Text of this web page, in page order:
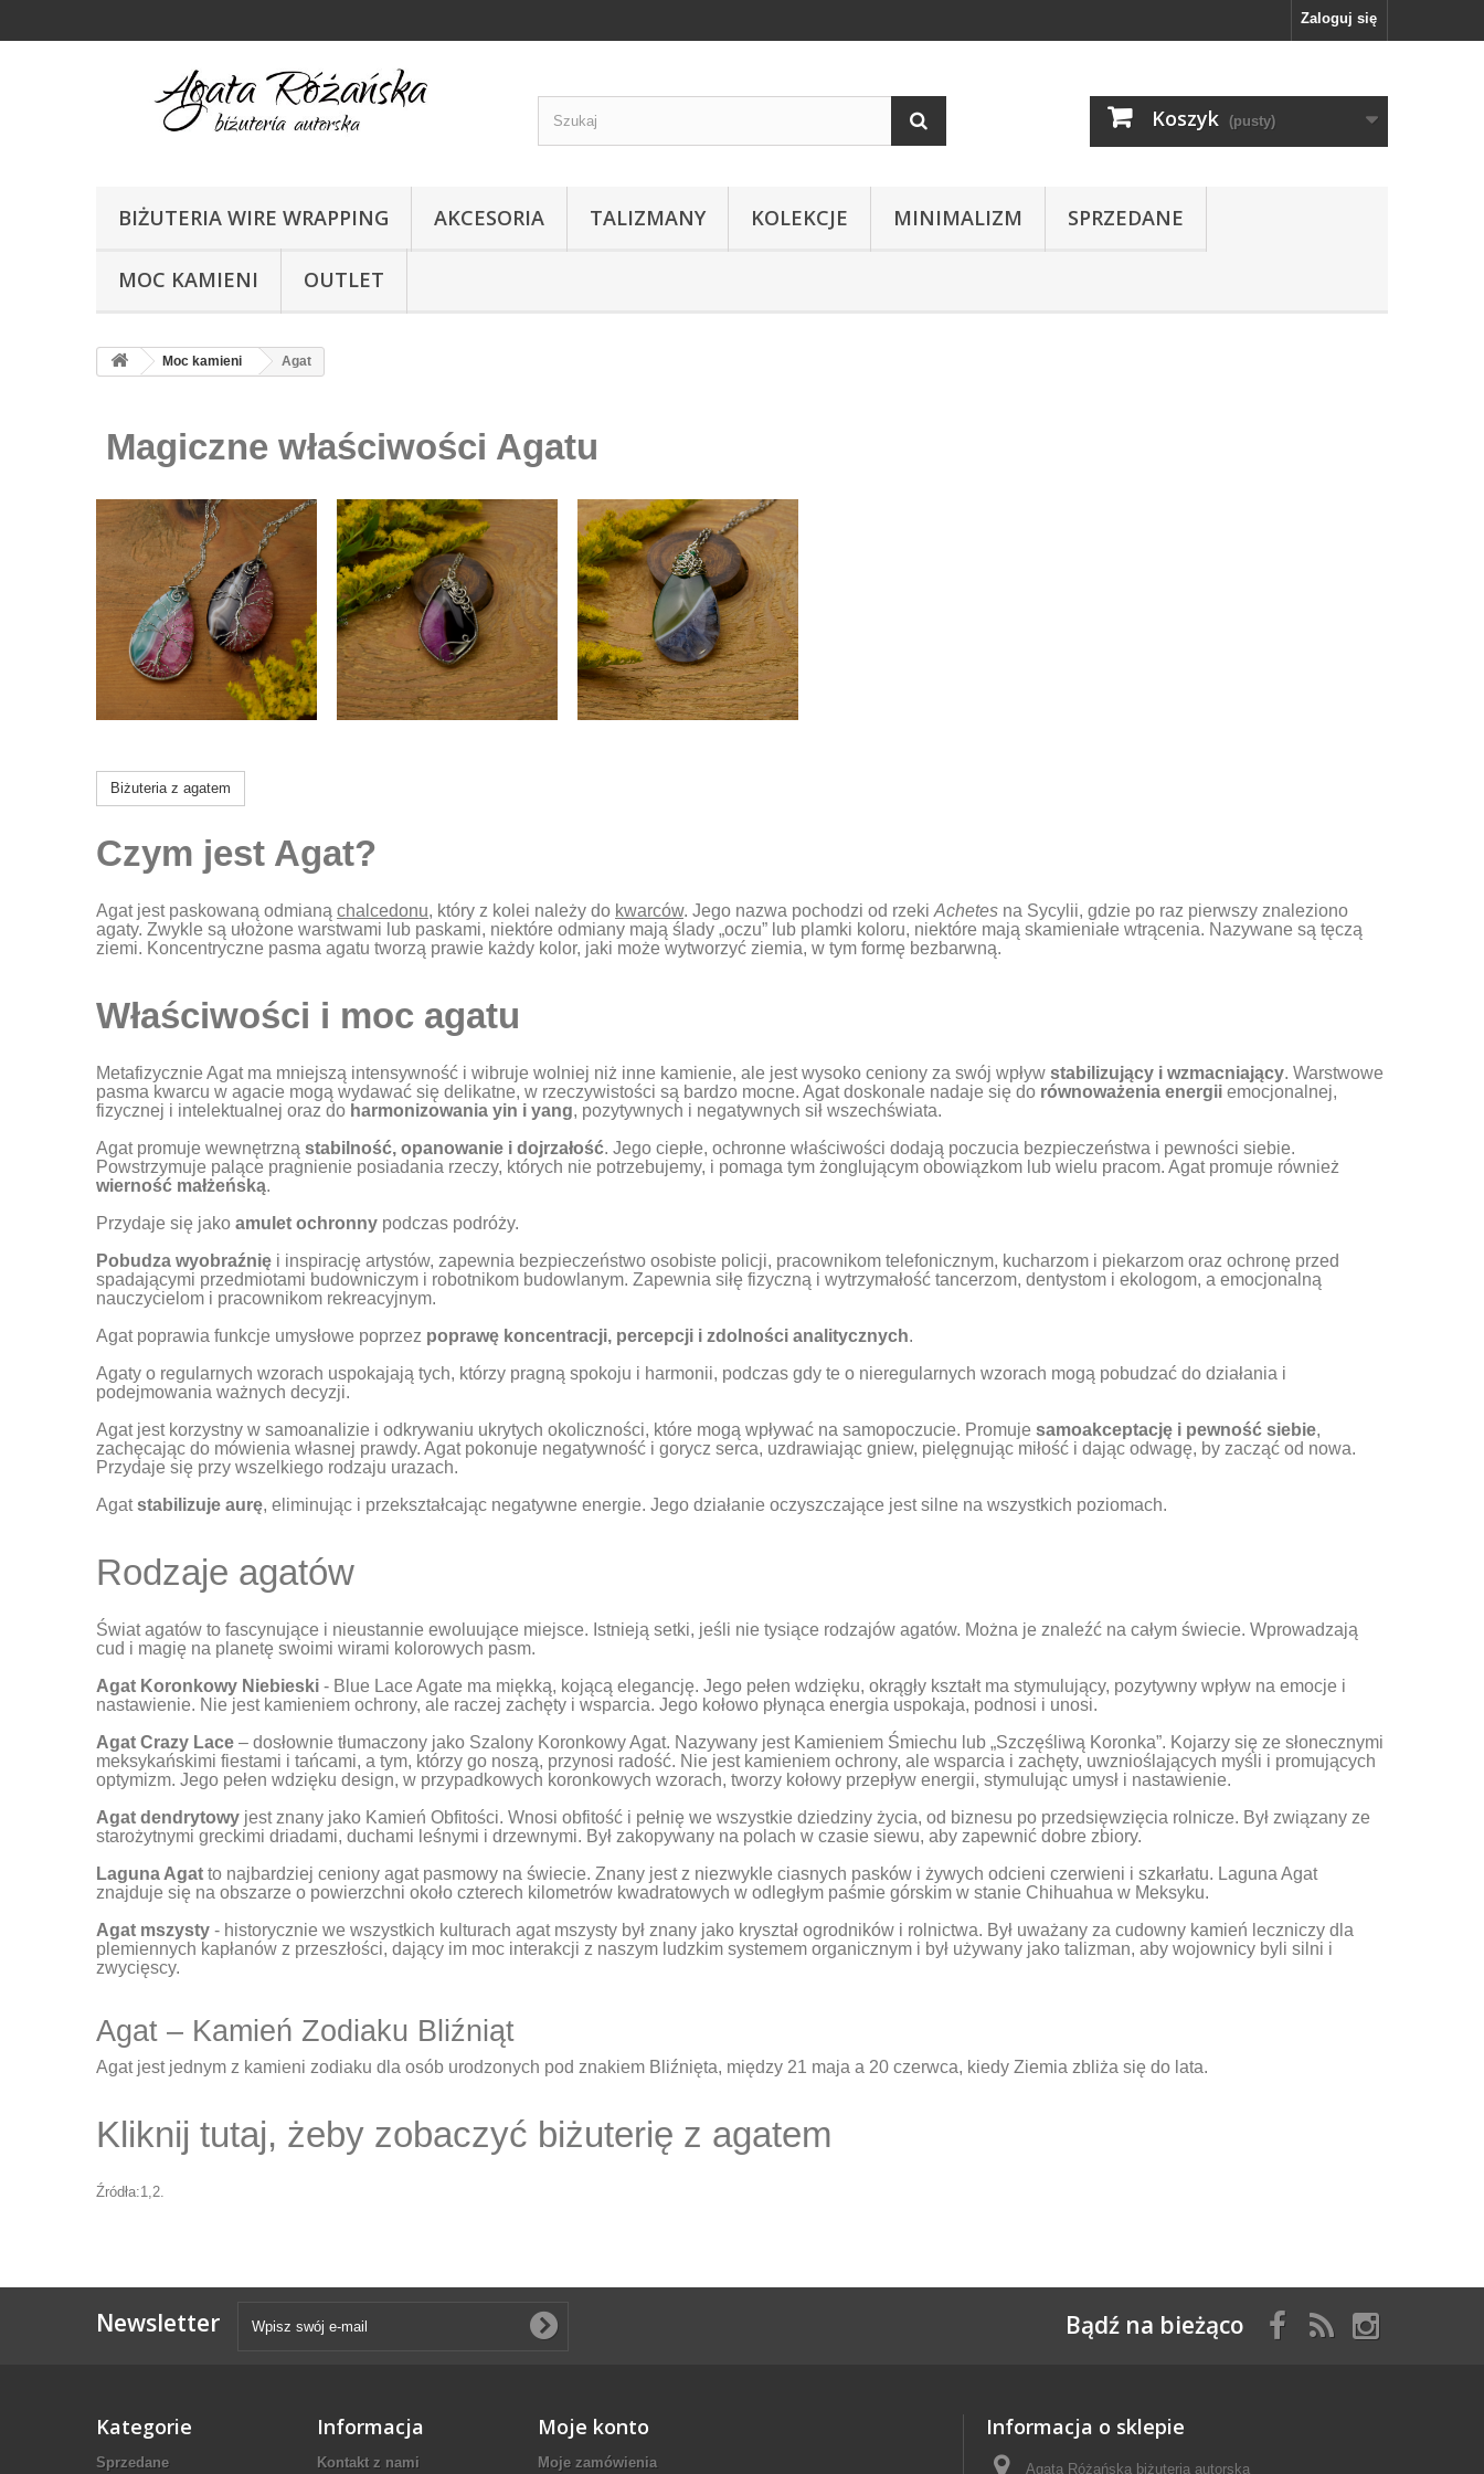
Zaloguj się
Koszyk (pusty)
BIŻUTERIA WIRE WRAPPING AKCESORIA TALIZMANY KOLEKCJE MINIMALIZM SPRZEDANE
MOC KAMIENI OUTLET
Moc kamieni Agat
Magiczne właściwości Agatu
Biżuteria z agatem
Czym jest Agat?
Agat jest paskowaną odmianą chalcedonu, który z kolei należy do kwarców. Jego nazwa pochodzi od rzeki Achetes na Sycylii, gdzie po raz pierwszy znaleziono
agaty. Zwykle są ułożone warstwami lub paskami, niektóre odmiany mają ślady „oczu” lub plamki koloru, niektóre mają skamieniałe wtrącenia. Nazywane są tęczą
ziemi. Koncentryczne pasma agatu tworzą prawie każdy kolor, jaki może wytworzyć ziemia, w tym formę bezbarwną.
Właściwości i moc agatu
Metafizycznie Agat ma mniejszą intensywność i wibruje wolniej niż inne kamienie, ale jest wysoko ceniony za swój wpływ stabilizujący i wzmacniający. Warstwowe
pasma kwarcu w agacie mogą wydawać się delikatne, w rzeczywistości są bardzo mocne. Agat doskonale nadaje się do równoważenia energii emocjonalnej,
fizycznej i intelektualnej oraz do harmonizowania yin i yang, pozytywnych i negatywnych sił wszechświata.
Agat promuje wewnętrzną stabilność, opanowanie i dojrzałość. Jego ciepłe, ochronne właściwości dodają poczucia bezpieczeństwa i pewności siebie.
Powstrzymuje palące pragnienie posiadania rzeczy, których nie potrzebujemy, i pomaga tym żonglującym obowiązkom lub wielu pracom. Agat promuje również
wierność małżeńską.
Przydaje się jako amulet ochronny podczas podróży.
Pobudza wyobraźnię i inspirację artystów, zapewnia bezpieczeństwo osobiste policji, pracownikom telefonicznym, kucharzom i piekarzom oraz ochronę przed
spadającymi przedmiotami budowniczym i robotnikom budowlanym. Zapewnia siłę fizyczną i wytrzymałość tancerzom, dentystom i ekologom, a emocjonalną
nauczycielom i pracownikom rekreacyjnym.
Agat poprawia funkcje umysłowe poprzez poprawę koncentracji, percepcji i zdolności analitycznych.
Agaty o regularnych wzorach uspokajają tych, którzy pragną spokoju i harmonii, podczas gdy te o nieregularnych wzorach mogą pobudzać do działania i
podejmowania ważnych decyzji.
Agat jest korzystny w samoanalizie i odkrywaniu ukrytych okoliczności, które mogą wpływać na samopoczucie. Promuje samoakceptację i pewność siebie,
zachęcając do mówienia własnej prawdy. Agat pokonuje negatywność i gorycz serca, uzdrawiając gniew, pielęgnując miłość i dając odwagę, by zacząć od nowa.
Przydaje się przy wszelkiego rodzaju urazach.
Agatstabilizuje aurę, eliminując i przekształcając negatywne energie. Jego działanie oczyszczające jest silne na wszystkich poziomach.
Rodzaje agatów
Świat agatów to fascynujące i nieustannie ewoluujące miejsce. Istnieją setki, jeśli nie tysiące rodzajów agatów. Można je znaleźć na całym świecie. Wprowadzają
cud i magię na planetę swoimi wirami kolorowych pasm.
Agat Koronkowy Niebieski - Blue Lace Agate ma miękką, kojącą elegancję. Jego pełen wdzięku, okrągły kształt ma stymulujący, pozytywny wpływ na emocje i
nastawienie. Nie jest kamieniem ochrony, ale raczej zachęty i wsparcia. Jego kołowo płynąca energia uspokaja, podnosi i unosi.
Agat Crazy Lace – dosłownie tłumaczony jako Szalony Koronkowy Agat. Nazywany jest Kamieniem Śmiechu lub „Szczęśliwą Koronka”. Kojarzy się ze słonecznymi
meksykańskimi fiestami i tańcami, a tym, którzy go noszą, przynosi radość. Nie jest kamieniem ochrony, ale wsparcia i zachęty, uwznioślających myśli i promujących
optymizm. Jego pełen wdzięku design, w przypadkowych koronkowych wzorach, tworzy kołowy przepływ energii, stymulując umysł i nastawienie.
Agat dendrytowy jest znany jako Kamień Obfitości. Wnosi obfitość i pełnię we wszystkie dziedziny życia, od biznesu po przedsięwzięcia rolnicze. Był związany ze
starożytnymi greckimi driadami, duchami leśnymi i drzewnymi. Był zakopywany na polach w czasie siewu, aby zapewnić dobre zbiory.
Laguna Agat to najbardziej ceniony agat pasmowy na świecie. Znany jest z niezwykle ciasnych pasków i żywych odcieni czerwieni i szkarłatu. Laguna Agat
znajduje się na obszarze o powierzchni około czterech kilometrów kwadratowych w odległym paśmie górskim w stanie Chihuahua w Meksyku.
Agat mszysty - historycznie we wszystkich kulturach agat mszysty był znany jako kryształ ogrodników i rolnictwa. Był uważany za cudowny kamień leczniczy dla
plemiennych kapłanów z przeszłości, dający im moc interakcji z naszym ludzkim systemem organicznym i był używany jako talizman, aby wojownicy byli silni i
zwycięscy.
Agat – Kamień Zodiaku Bliźniąt
Agat jest jednym z kamieni zodiaku dla osób urodzonych pod znakiem Bliźnięta, między 21 maja a 20 czerwca, kiedy Ziemia zbliża się do lata.
Kliknij tutaj, żeby zobaczyć biżuterię z agatem
Źródła:1,2.
Newsletter Bądź na bieżąco
Kategorie
Sprzedane
Informacja
Kontakt z nami
Moje konto
Moje zamówienia
Informacja o sklepie
Agata Różańska biżuteria autorska